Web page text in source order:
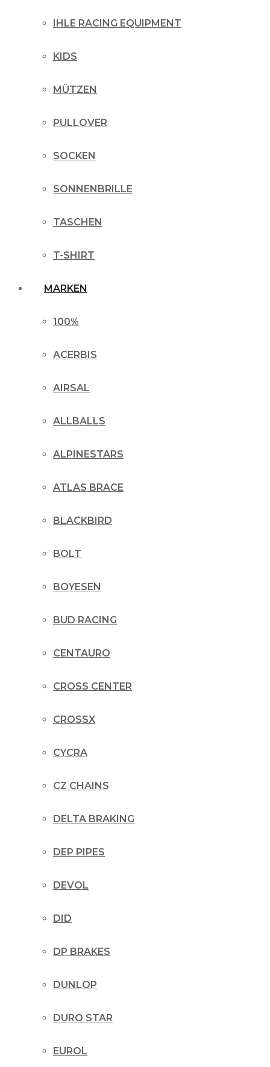
IHLE RACING EQUIPMENT
KIDS
MÜTZEN
PULLOVER
SOCKEN
SONNENBRILLE
TASCHEN
T-SHIRT
MARKEN
100%
ACERBIS
AIRSAL
ALLBALLS
ALPINESTARS
ATLAS BRACE
BLACKBIRD
BOLT
BOYESEN
BUD RACING
CENTAURO
CROSS CENTER
CROSSX
CYCRA
CZ CHAINS
DELTA BRAKING
DEP PIPES
DEVOL
DID
DP BRAKES
DUNLOP
DURO STAR
EUROL